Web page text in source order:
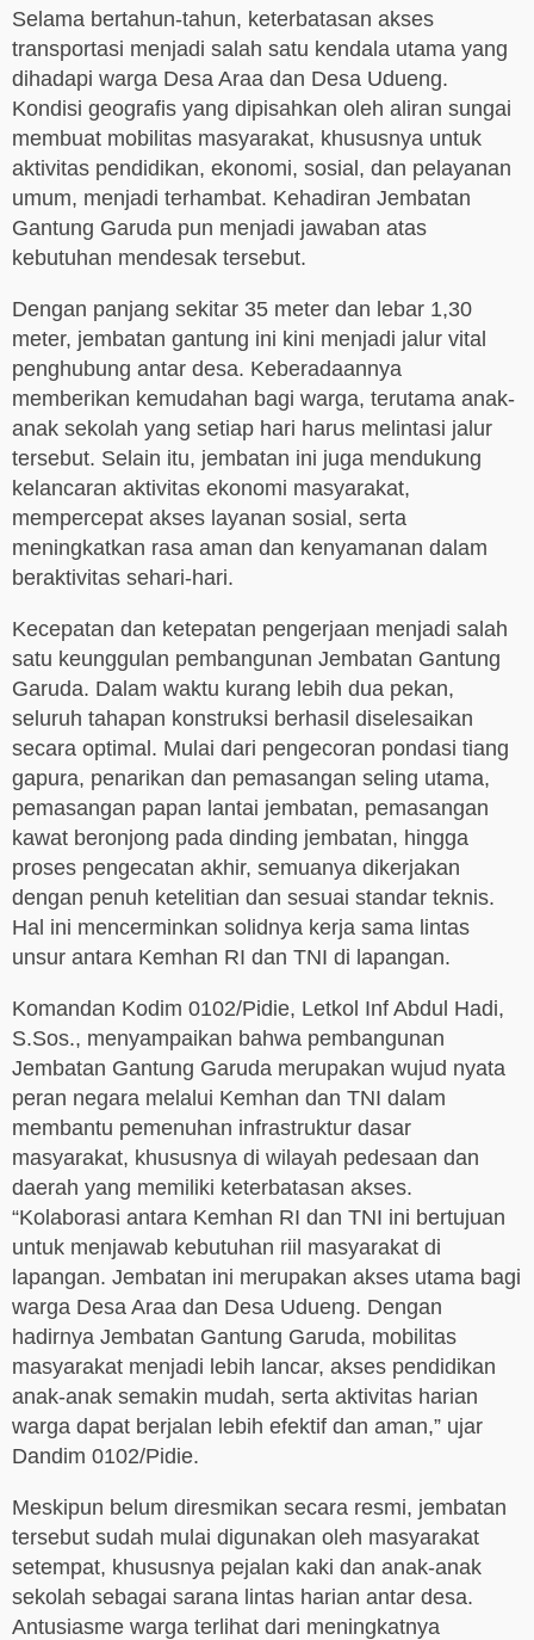
Selama bertahun-tahun, keterbatasan akses
transportasi menjadi salah satu kendala utama yang
dihadapi warga Desa Araa dan Desa Udueng.
Kondisi geografis yang dipisahkan oleh aliran sungai
membuat mobilitas masyarakat, khususnya untuk
aktivitas pendidikan, ekonomi, sosial, dan pelayanan
umum, menjadi terhambat. Kehadiran Jembatan
Gantung Garuda pun menjadi jawaban atas
kebutuhan mendesak tersebut.
Dengan panjang sekitar 35 meter dan lebar 1,30
meter, jembatan gantung ini kini menjadi jalur vital
penghubung antar desa. Keberadaannya
memberikan kemudahan bagi warga, terutama anak-
anak sekolah yang setiap hari harus melintasi jalur
tersebut. Selain itu, jembatan ini juga mendukung
kelancaran aktivitas ekonomi masyarakat,
mempercepat akses layanan sosial, serta
meningkatkan rasa aman dan kenyamanan dalam
beraktivitas sehari-hari.
Kecepatan dan ketepatan pengerjaan menjadi salah
satu keunggulan pembangunan Jembatan Gantung
Garuda. Dalam waktu kurang lebih dua pekan,
seluruh tahapan konstruksi berhasil diselesaikan
secara optimal. Mulai dari pengecoran pondasi tiang
gapura, penarikan dan pemasangan seling utama,
pemasangan papan lantai jembatan, pemasangan
kawat beronjong pada dinding jembatan, hingga
proses pengecatan akhir, semuanya dikerjakan
dengan penuh ketelitian dan sesuai standar teknis.
Hal ini mencerminkan solidnya kerja sama lintas
unsur antara Kemhan RI dan TNI di lapangan.
Komandan Kodim 0102/Pidie, Letkol Inf Abdul Hadi,
S.Sos., menyampaikan bahwa pembangunan
Jembatan Gantung Garuda merupakan wujud nyata
peran negara melalui Kemhan dan TNI dalam
membantu pemenuhan infrastruktur dasar
masyarakat, khususnya di wilayah pedesaan dan
daerah yang memiliki keterbatasan akses.
“Kolaborasi antara Kemhan RI dan TNI ini bertujuan
untuk menjawab kebutuhan riil masyarakat di
lapangan. Jembatan ini merupakan akses utama bagi
warga Desa Araa dan Desa Udueng. Dengan
hadirnya Jembatan Gantung Garuda, mobilitas
masyarakat menjadi lebih lancar, akses pendidikan
anak-anak semakin mudah, serta aktivitas harian
warga dapat berjalan lebih efektif dan aman,” ujar
Dandim 0102/Pidie.
Meskipun belum diresmikan secara resmi, jembatan
tersebut sudah mulai digunakan oleh masyarakat
setempat, khususnya pejalan kaki dan anak-anak
sekolah sebagai sarana lintas harian antar desa.
Antusiasme warga terlihat dari meningkatnya